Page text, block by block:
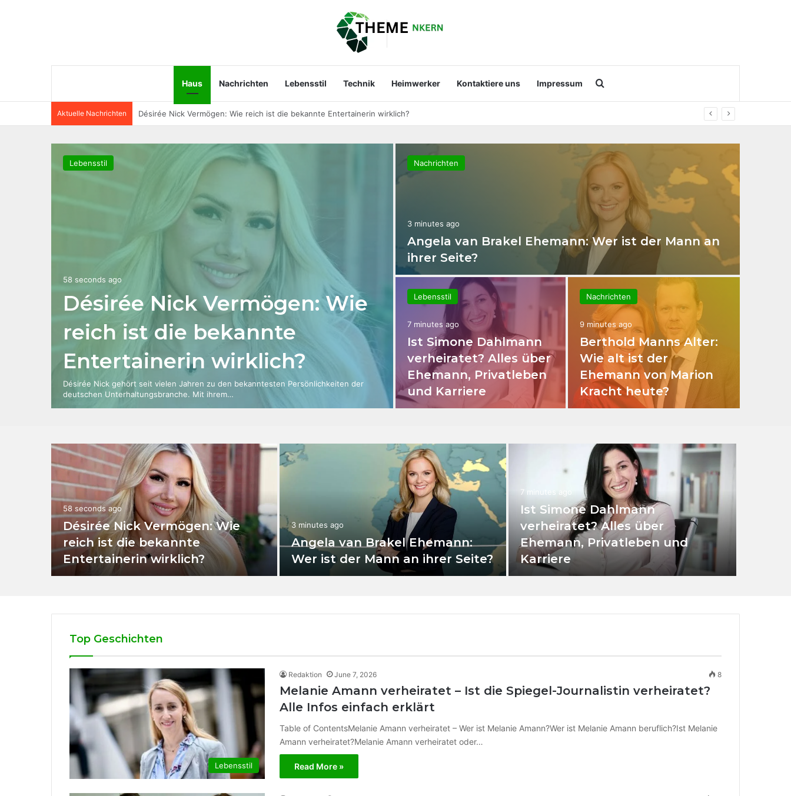
Haus Nachrichten Lebensstil Technik Heimwerker Kontaktiere uns Impressum Search for
Aktuelle Nachrichten Angela van Brakel Ehemann: Wer ist der Mann an ihrer Seite?
Lebensstil
58 seconds ago
Désirée Nick Vermögen: Wie
reich ist die bekannte
Entertainerin wirklich?
Désirée Nick gehört seit vielen Jahren zu den bekanntesten Persönlichkeiten der
deutschen Unterhaltungsbranche. Mit ihrem…
Nachrichten
3 minutes ago
Angela van Brakel Ehemann: Wer ist der Mann an
ihrer Seite?
Lebensstil
7 minutes ago
Ist Simone Dahlmann
verheiratet? Alles über
Ehemann, Privatleben
und Karriere
Nachrichten
9 minutes ago
Berthold Manns Alter:
Wie alt ist der
Ehemann von Marion
Kracht heute?
58 seconds ago
Désirée Nick Vermögen: Wie
reich ist die bekannte
Entertainerin wirklich?
3 minutes ago
Angela van Brakel Ehemann:
Wer ist der Mann an ihrer Seite?
7 minutes ago
Ist Simone Dahlmann
verheiratet? Alles über
Ehemann, Privatleben und
Karriere
Top Geschichten
Lebensstil
Redaktion June 7, 2026 8
Melanie Amann verheiratet – Ist die Spiegel-Journalistin verheiratet?
Alle Infos einfach erklärt
Table of ContentsMelanie Amann verheiratet – Wer ist Melanie Amann?Wer ist Melanie Amann beruflich?Ist Melanie
Amann verheiratet?Melanie Amann verheiratet oder…
Read More »